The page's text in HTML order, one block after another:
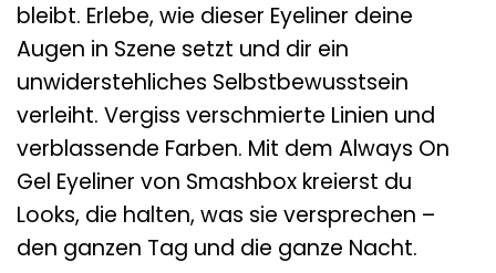
bleibt. Erlebe, wie dieser Eyeliner deine
Augen in Szene setzt und dir ein
unwiderstehliches Selbstbewusstsein
verleiht. Vergiss verschmierte Linien und
verblassende Farben. Mit dem Always On
Gel Eyeliner von Smashbox kreierst du
Looks, die halten, was sie versprechen –
den ganzen Tag und die ganze Nacht.